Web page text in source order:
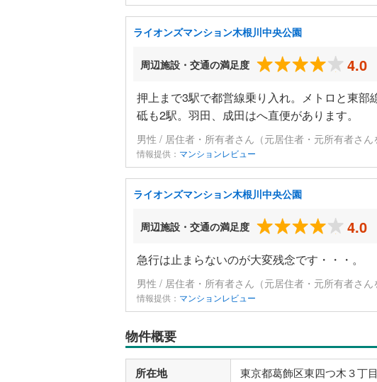
ライオンズマンション木根川中央公園
周辺施設・交通の満足度 4.0
押上まで3駅で都営線乗り入れ。メトロと東
砥も2駅。羽田、成田はへ直便があります。
男性 / 居住者・所有者さん（元居住者・元所有者さん
情報提供： マンションレビュー
ライオンズマンション木根川中央公園
周辺施設・交通の満足度 4.0
急行は止まらないのが大変残念です・・・。
男性 / 居住者・所有者さん（元居住者・元所有者さん
情報提供： マンションレビュー
物件概要
所在地 東京都葛飾区東四つ木３丁